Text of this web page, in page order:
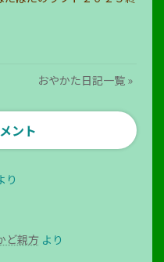
おやかた日記一覧 »
ント
り
ど親方より